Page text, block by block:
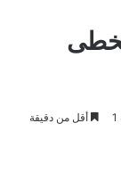
1 أقل من دقيقة